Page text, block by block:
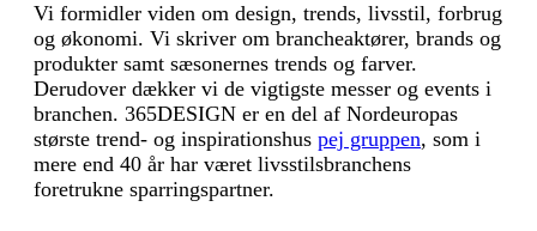
Vi formidler viden om design, trends, livsstil, forbrug
og økonomi. Vi skriver om brancheaktører, brands og
produkter samt sæsonernes trends og farver.
Derudover dækker vi de vigtigste messer og events i
branchen. 365DESIGN er en del af Nordeuropas
største trend- og inspirationshus pej gruppen, som i
mere end 40 år har været livsstilsbranchens
foretrukne sparringspartner.